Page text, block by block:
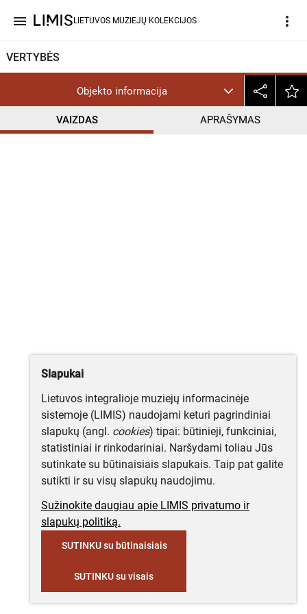
menu LIETUVOS MUZIEJŲ KOLEKCIJOS more_vert
VERTYBĖS
Objekto informacija
VAIZDAS APRAŠYMAS
CC BY-NC-ND
Slapukai
Lietuvos integralioje muziejų informacinėje
sistemoje (LIMIS) naudojami keturi pagrindiniai
slapukų (angl. cookies) tipai: būtinieji, funkciniai,
statistiniai ir rinkodariniai. Naršydami toliau Jūs
sutinkate su būtinaisiais slapukais. Taip pat galite
sutikti ir su visų slapukų naudojimu.
Sužinokite daugiau apie LIMIS privatumo ir
slapukų politiką.
SUTINKU su būtinaisiais
SUTINKU su visais